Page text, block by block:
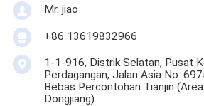
Mr. jiao
+86 13619832966
1-1-916, Distrik Selatan, Pusat
Perdagangan, Jalan Asia No.
Bebas Percontohan Tianjin
Dongjiang)